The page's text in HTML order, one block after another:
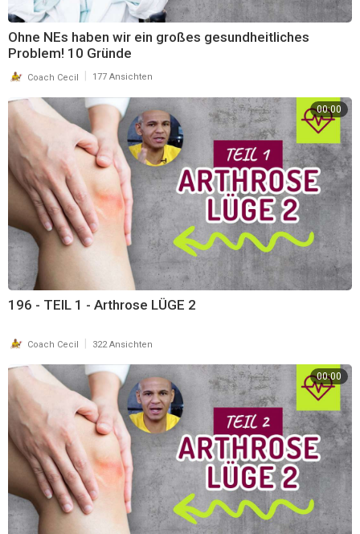
Ohne NEs haben wir ein großes gesundheitliches
Problem! 10 Gründe
Coach Cecil 177 Ansichten
00:00
196 - TEIL 1 - Arthrose LÜGE 2
Coach Cecil 322 Ansichten
00:00